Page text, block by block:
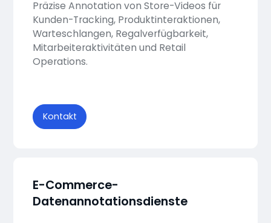
Präzise Annotation von Store-Videos für
Kunden-Tracking, Produktinteraktionen,
Warteschlangen, Regalverfügbarkeit,
Mitarbeiteraktivitäten und Retail
Operations.
Kontakt
E-Commerce-
Datenannotationsdienste